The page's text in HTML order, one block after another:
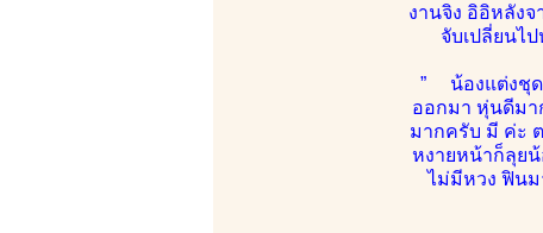
งานจิง อิอิหลัง
จับเปลี่ยนไ
” น้องแต่งชุด
ออกมา หุ่นดีมา
มากครับ มี ค่ะ
หงายหน้าก็ลุย
ไม่มีหวง ฟินม